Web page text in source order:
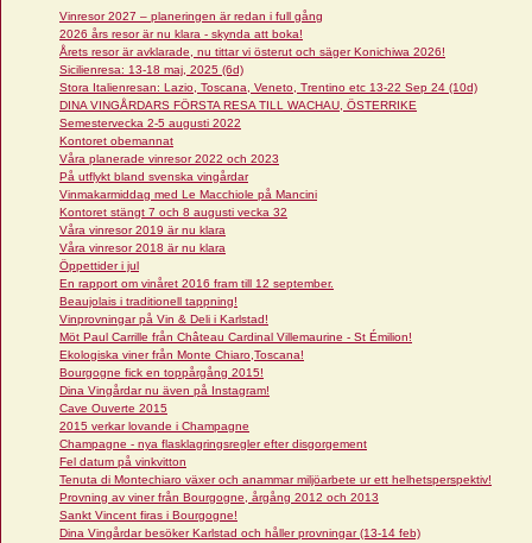
Vinresor 2027 – planeringen är redan i full gång
2026 års resor är nu klara - skynda att boka!
Årets resor är avklarade, nu tittar vi österut och säger Konichiwa 2026!
Sicilienresa: 13-18 maj, 2025 (6d)
Stora Italienresan: Lazio, Toscana, Veneto, Trentino etc 13-22 Sep 24 (10d)
DINA VINGÅRDARS FÖRSTA RESA TILL WACHAU, ÖSTERRIKE
Semestervecka 2-5 augusti 2022
Kontoret obemannat
Våra planerade vinresor 2022 och 2023
På utflykt bland svenska vingårdar
Vinmakarmiddag med Le Macchiole på Mancini
Kontoret stängt 7 och 8 augusti vecka 32
Våra vinresor 2019 är nu klara
Våra vinresor 2018 är nu klara
Öppettider i jul
En rapport om vinåret 2016 fram till 12 september.
Beaujolais i traditionell tappning!
Vinprovningar på Vin & Deli i Karlstad!
Möt Paul Carrille från Château Cardinal Villemaurine - St Émilion!
Ekologiska viner från Monte Chiaro,Toscana!
Bourgogne fick en toppårgång 2015!
Dina Vingårdar nu även på Instagram!
Cave Ouverte 2015
2015 verkar lovande i Champagne
Champagne - nya flasklagringsregler efter disgorgement
Fel datum på vinkvitton
Tenuta di Montechiaro växer och anammar miljöarbete ur ett helhetsperspektiv!
Provning av viner från Bourgogne, årgång 2012 och 2013
Sankt Vincent firas i Bourgogne!
Dina Vingårdar besöker Karlstad och håller provningar (13-14 feb)